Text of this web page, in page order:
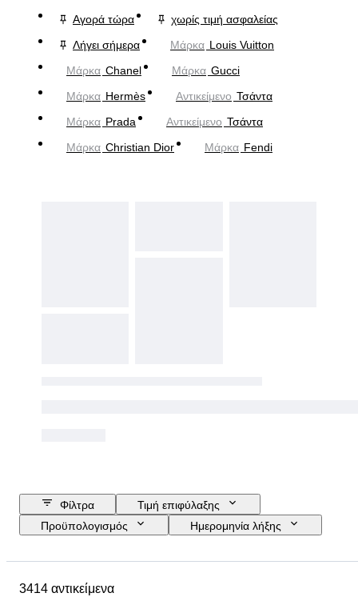
Αγορά τώρα
χωρίς τιμή ασφαλείας
Λήγει σήμερα
Μάρκα Louis Vuitton
Μάρκα Chanel Μάρκα Gucci
Μάρκα Hermès Αντικείμενο Τσάντα
Μάρκα Prada Αντικείμενο Τσάντα
Μάρκα Christian Dior Μάρκα Fendi
Φίλτρα
Τιμή επιφύλαξης
Προϋπολογισμός
Ημερομηνία λήξης
Αντικείμενο
3414 αντικείμενα